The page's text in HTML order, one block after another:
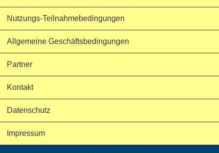
Nutzungs-Teilnahmebedingungen
Allgemeine Geschäftsbedingungen
Partner
Kontakt
Datenschutz
Impressum